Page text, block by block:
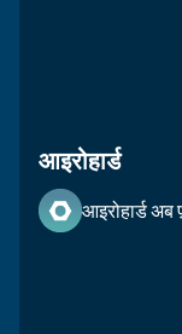
आइरोहार्ड
आइरोहार्ड